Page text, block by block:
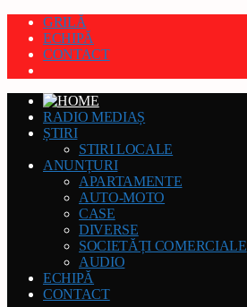
GRILĂ
ECHIPĂ
CONTACT
RADIO MEDIAȘ
ȘTIRI
STIRI LOCALE
ANUNȚURI
APARTAMENTE
AUTO-MOTO
CASE
DIVERSE
SOCIETĂȚI COMERCIALE
AUDIO
ECHIPĂ
CONTACT